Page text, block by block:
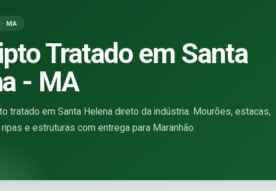
MA
Tratado em Santa
- MA
tratado em Santa Helena direto da indústria. Mourões, estacas,
e estruturas com entrega para Maranhão.